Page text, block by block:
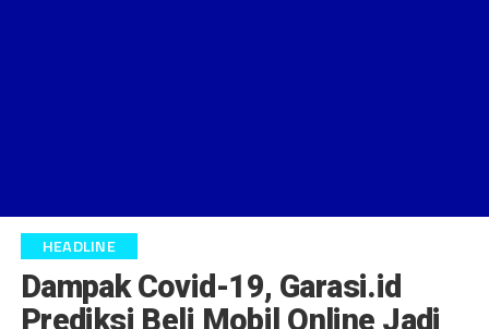
HEADLINE
Dampak Covid-19, Garasi.id
Prediksi Beli Mobil Online Jadi